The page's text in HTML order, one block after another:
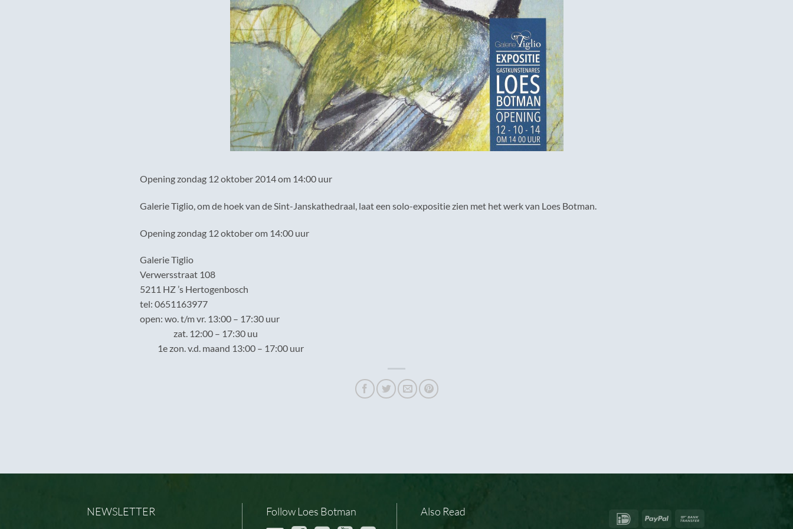
Opening zondag 12 oktober 2014 om 14:00 uur
Galerie Tiglio, om de hoek van de Sint-Janskathedraal, laat een solo-expositie zien met het werk van Loes Botman.
Opening zondag 12 oktober om 14:00 uur
Galerie Tiglio
Verwersstraat 108
5211 HZ ’s Hertogenbosch
tel: 0651163977
open: wo. t/m vr. 13:00 – 17:30 uur
zat. 12:00 – 17:30 uu
1e zon. v.d. maand 13:00 – 17:00 uur
NEWSLETTER Follow Loes Botman Also Read IDeal PayPal